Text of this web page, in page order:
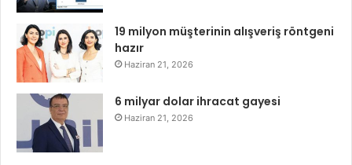
19 milyon müşterinin alışveriş röntgeni
hazır
Haziran 21, 2026
6 milyar dolar ihracat gayesi
Haziran 21, 2026